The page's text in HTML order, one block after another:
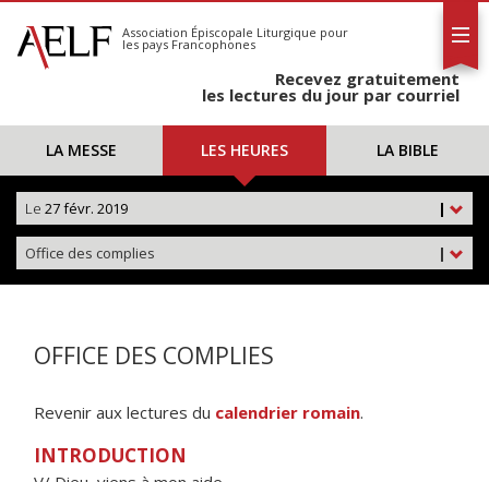
S'abonner
Calendrier
Association Épiscopale Liturgique pour
les pays Francophones
Recevez gratuitement
les lectures du jour par courriel
LA MESSE LES HEURES LA BIBLE
|
Le 27 févr. 2019
|
Office des complies
OFFICE DES COMPLIES
Revenir aux lectures du calendrier romain.
INTRODUCTION